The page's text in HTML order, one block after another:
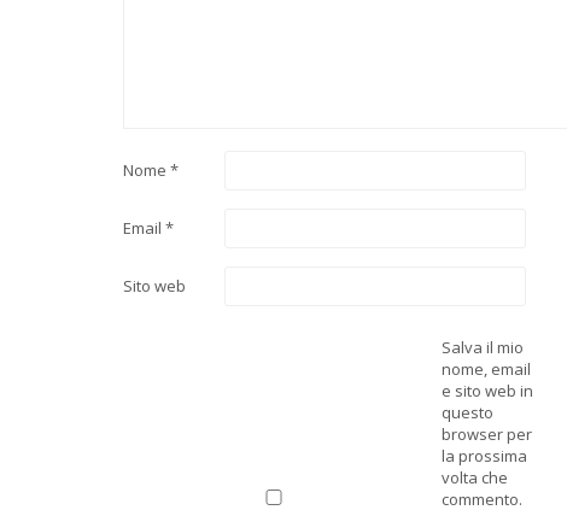
Nome *
Email *
Sito web
Salva il mio
nome, email
e sito web in
questo
browser per
la prossima
volta che
commento.